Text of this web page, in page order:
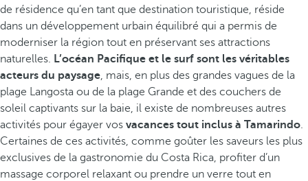
de résidence qu’en tant que destination touristique, réside
dans un développement urbain équilibré qui a permis de
moderniser la région tout en préservant ses attractions
naturelles. L’océan Pacifique et le surf sont les véritables
acteurs du paysage, mais, en plus des grandes vagues de la
plage Langosta ou de la plage Grande et des couchers de
soleil captivants sur la baie, il existe de nombreuses autres
activités pour égayer vos vacances tout inclus à Tamarindo.
Certaines de ces activités, comme goûter les saveurs les plus
exclusives de la gastronomie du Costa Rica, profiter d’un
massage corporel relaxant ou prendre un verre tout en